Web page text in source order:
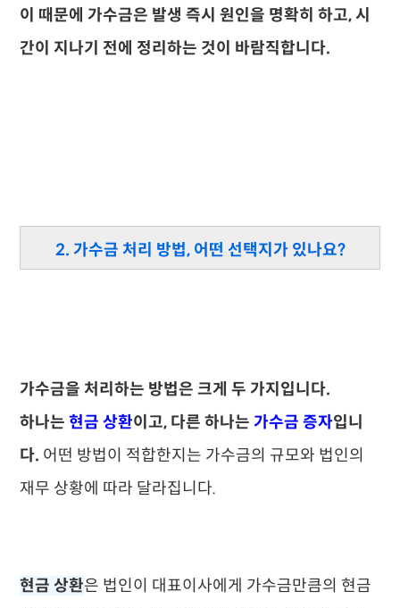
이 때문에 가수금은 발생 즉시 원인을 명확히 하고, 시
간이 지나기 전에 정리하는 것이 바람직합니다.
2. 가수금 처리 방법, 어떤 선택지가 있나요?
가수금을 처리하는 방법은 크게 두 가지입니다.
하나는현금 상환이고, 다른 하나는 가수금 증자입니
다. 어떤 방법이 적합한지는 가수금의 규모와 법인의
재무 상황에 따라 달라집니다.
현금 상환은 법인이 대표이사에게 가수금만큼의 현금